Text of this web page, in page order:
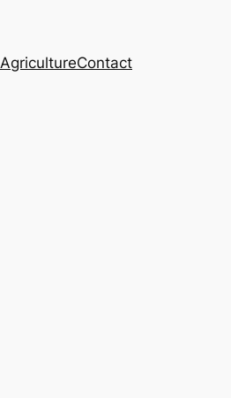
AgricultureContact